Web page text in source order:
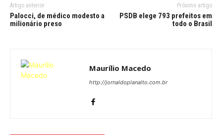
Artigo anterior
Palocci, de médico modesto a
milionário preso
Próximo artigo
PSDB elege 793 prefeitos em
todo o Brasil
Maurílio Macedo
http://jornaldoplanalto.com.br